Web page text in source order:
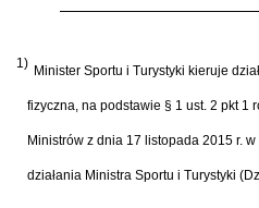
1) Minister Sportu i Turystyki kieruje
fizyczna, na podstawie § 1 ust. 2 pkt 1
Ministrów z dnia 17 listopada 2015 r.
działania Ministra Sportu i Turystyki